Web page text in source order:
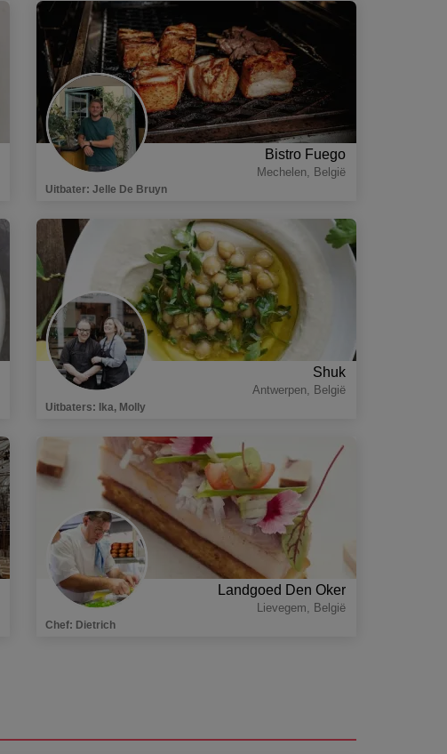
Bistro Fuego
Mechelen, België
Uitbater: Jelle De Bruyn
Shuk
Antwerpen, België
Uitbaters: Ika, Molly
Landgoed Den Oker
Lievegem, België
Chef: Dietrich